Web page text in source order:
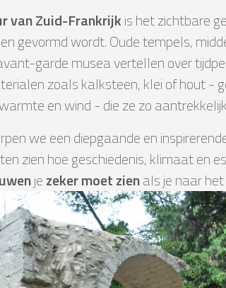
van Zuid-Frankrijkis het zichtbare
gevormd wordt. Oude tempels,
garde musea vertellen over
zoals kalksteen, klei of hout -
en wind - die ze zo
we een diepgaande en
zien hoe geschiedenis, klimaat en
jezeker moet zienals je naar